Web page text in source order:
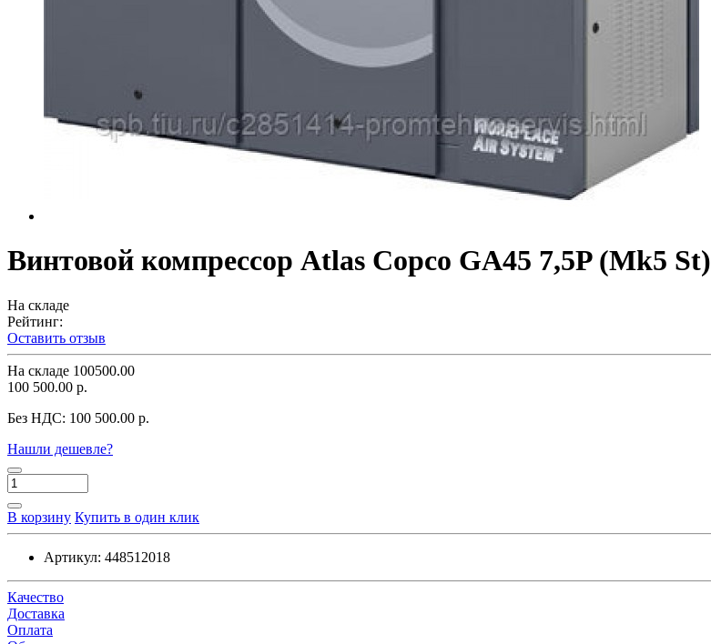
Винтовой компрессор Atlas Copco GA45 7,5P (Mk5 St)
На складе
Рейтинг:
Оставить отзыв
На складе 100500.00
100 500.00 р.
Без НДС: 100 500.00 р.
Нашли дешевле?
В корзину Купить в один клик
Артикул: 448512018
Качество
Доставка
Оплата